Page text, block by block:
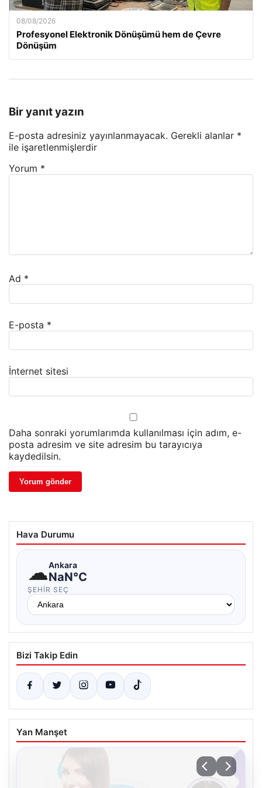
08/08/2026
Profesyonel Elektronik Dönüşümü hem de Çevre
Dönüşüm
Bir yanıt yazın
E-posta adresiniz yayınlanmayacak. Gerekli alanlar *
ile işaretlenmişlerdir
Yorum *
Ad *
E-posta *
İnternet sitesi
Daha sonraki yorumlarımda kullanılması için adım, e-
posta adresim ve site adresim bu tarayıcıya
kaydedilsin.
Hava Durumu
☁Ankara
NaN°C
ŞEHIR SEÇ
Bizi Takip Edin
Yan Manşet